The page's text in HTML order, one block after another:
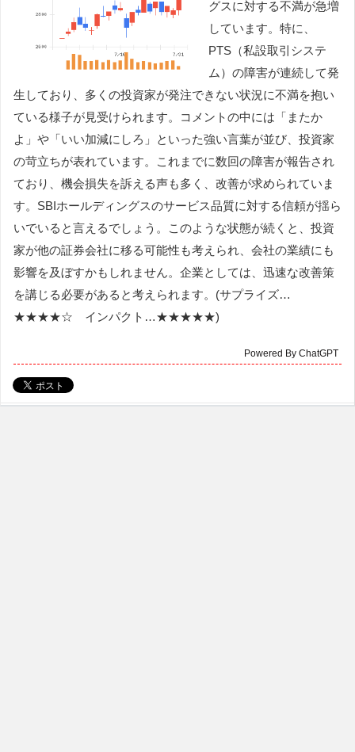
グスに対する不満が急増
しています。特に、
PTS（私設取引システ
ム）の障害が連続して発
生しており、多くの投資家が発注できない状況に不満を抱い
ている様子が見受けられます。コメントの中には「またか
よ」や「いい加減にしろ」といった強い言葉が並び、投資家
の苛立ちが表れています。これまでに数回の障害が報告され
ており、機会損失を訴える声も多く、改善が求められていま
す。SBIホールディングスのサービス品質に対する信頼が揺ら
いでいると言えるでしょう。このような状態が続くと、投資
家が他の証券会社に移る可能性も考えられ、会社の業績にも
影響を及ぼすかもしれません。企業としては、迅速な改善策
を講じる必要があると考えられます。(サプライズ…
★★★★☆ インパクト…★★★★★)
Powered By ChatGPT